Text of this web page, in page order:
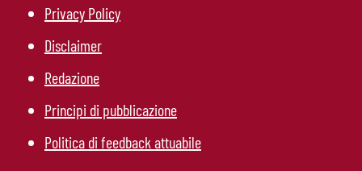
Privacy Policy
Disclaimer
Redazione
Principi di pubblicazione
Politica di feedback attuabile